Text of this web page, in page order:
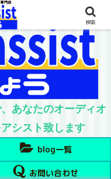
あなたのオーディオ
シスト致します
blog一覧
お問い合わせ
検索